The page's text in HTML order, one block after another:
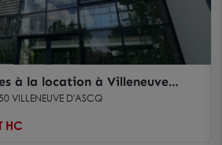
à la location à Villeneuve
travail clés en main
VILLENEUVE D'ASCQ
HC